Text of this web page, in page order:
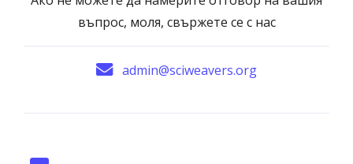
въпрос, моля, свържете се с нас
admin@sciweavers.org